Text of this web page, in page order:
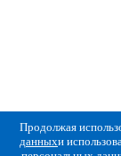
Продолжая
данныхи